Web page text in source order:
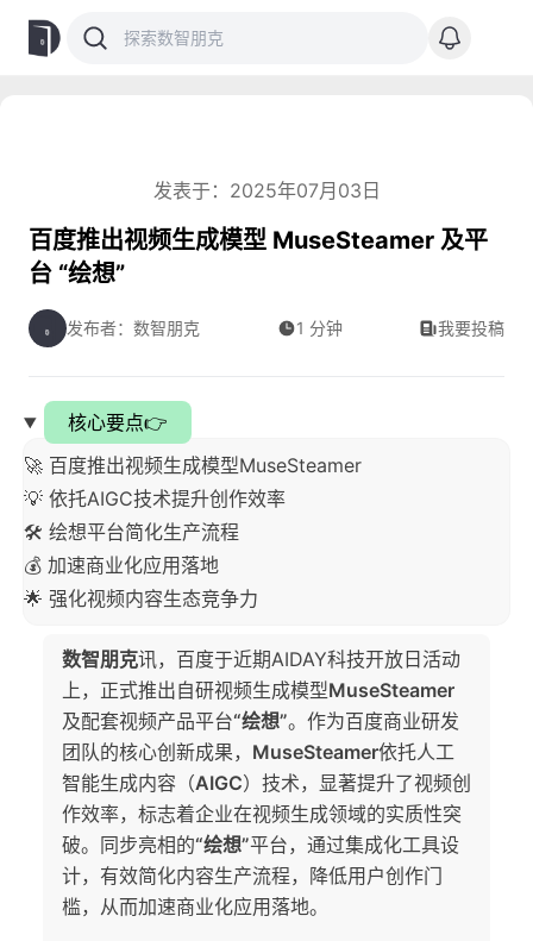
发表于：2025年07月03日
百度推出视频生成模型 MuseSteamer 及平
台 “绘想”
发布者：数智朋克 1 分钟 我要投稿
核心要点👉
🚀 百度推出视频生成模型MuseSteamer
💡 依托AIGC技术提升创作效率
🛠️ 绘想平台简化生产流程
💰 加速商业化应用落地
🌟 强化视频内容生态竞争力
数智朋克讯，百度于近期AIDAY科技开放日活动
上，正式推出自研视频生成模型MuseSteamer
及配套视频产品平台“绘想”。作为百度商业研发
团队的核心创新成果， MuseSteamer依托人工
智能生成内容（AIGC）技术，显著提升了视频创
作效率，标志着企业在视频生成领域的实质性突
破。同步亮相的“绘想”平台，通过集成化工具设
计，有效简化内容生产流程，降低用户创作门
槛，从而加速商业化应用落地。